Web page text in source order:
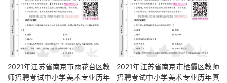
2021年江苏省南京市雨花台区教
师招聘考试中小学美术专业历年
2021年江苏省南京市栖霞区教师
招聘考试中小学美术专业历年真